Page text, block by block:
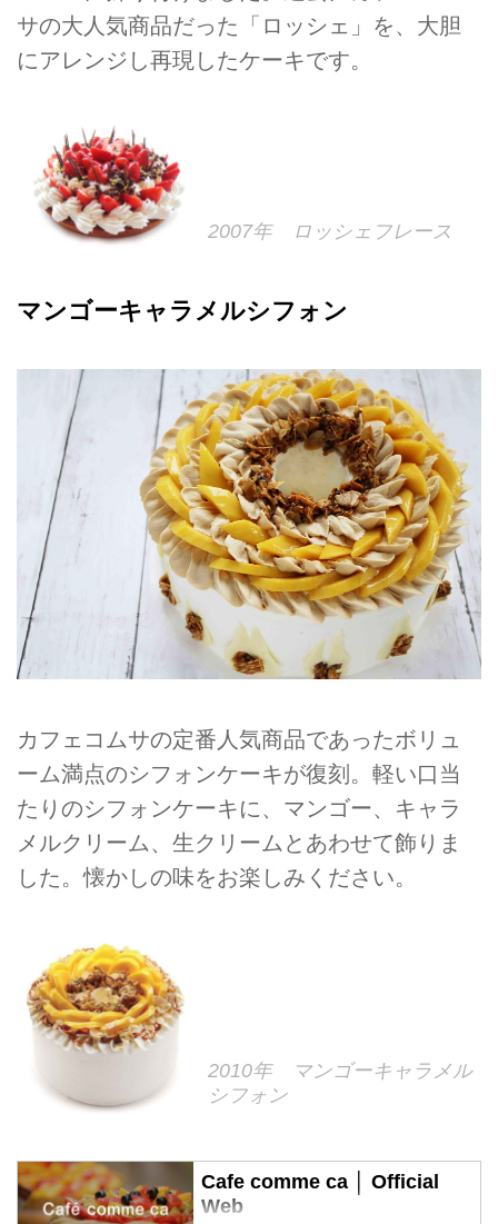
サの大人気商品だった「ロッシェ」を、大胆
にアレンジし再現したケーキです。
2007年 ロッシェフレース
マンゴーキャラメルシフォン
カフェコムサの定番人気商品であったボリュ
ーム満点のシフォンケーキが復刻。軽い口当
たりのシフォンケーキに、マンゴー、キャラ
メルクリーム、生クリームとあわせて飾りま
した。懐かしの味をお楽しみください。
2010年 マンゴーキャラメル
シフォン
Cafe comme ca │ Official
Web